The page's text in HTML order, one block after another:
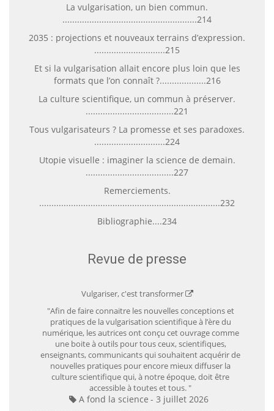
La vulgarisation, un bien commun.
.......................................................214
2035 : projections et nouveaux terrains d’expression.
.............................215
Et si la vulgarisation allait encore plus loin que les
formats que l’on connaît ?...................216
La culture scientifique, un commun à préserver.
....................................221
Tous vulgarisateurs ? La promesse et ses paradoxes.
.............................224
Utopie visuelle : imaginer la science de demain.
....................................227
Remerciements.
..........................................................................232
Bibliographie....234
Revue de presse
Vulgariser, c'est transformer
"Afin de faire connaitre les nouvelles conceptions et
pratiques de la vulgarisation scientifique à l’ère du
numérique, les autrices ont conçu cet ouvrage comme
une boite à outils pour tous ceux, scientifiques,
enseignants, communicants qui souhaitent acquérir de
nouvelles pratiques pour encore mieux diffuser la
culture scientifique qui, à notre époque, doit être
accessible à toutes et tous. "
A fond la science 3 juillet 2026